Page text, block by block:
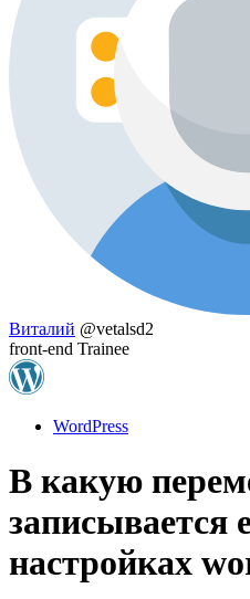
Виталий @vetalsd2
front-end Trainee
WordPress
В какую
записывается
настройках